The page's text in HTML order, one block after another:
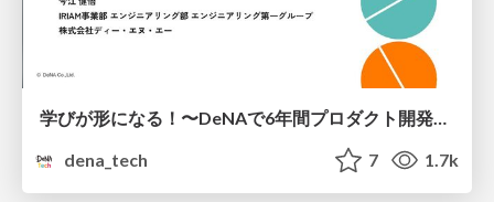
学びが形になる！〜DeNAで6年間プロダクト開発に携わって学んだこと〜
dena_tech
7 1.7k